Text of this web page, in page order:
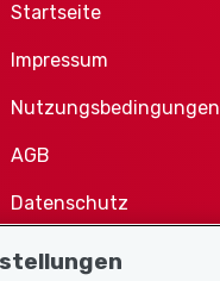
Startseite
Impressum
Nutzungsbedingungen
AGB
Datenschutz
Cookie-Richtlinie